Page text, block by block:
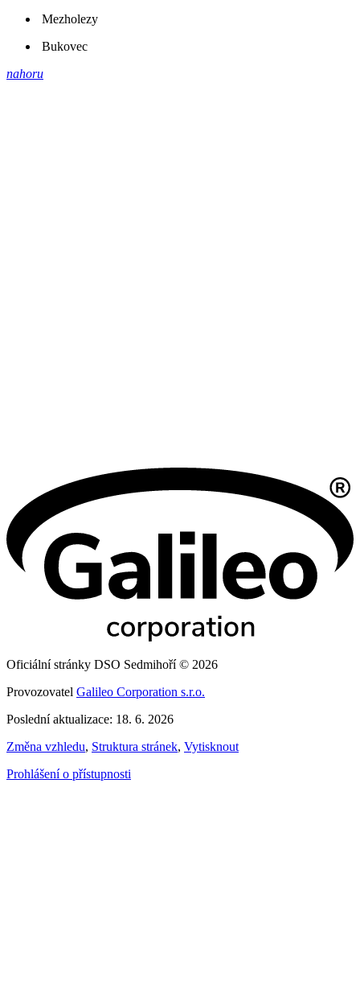
Mezholezy
Bukovec
nahoru
Oficiální stránky DSO Sedmihoří © 2026
Provozovatel Galileo Corporation s.r.o.
Poslední aktualizace: 18. 6. 2026
Změna vzhledu, Struktura stránek, Vytisknout
Prohlášení o přístupnosti